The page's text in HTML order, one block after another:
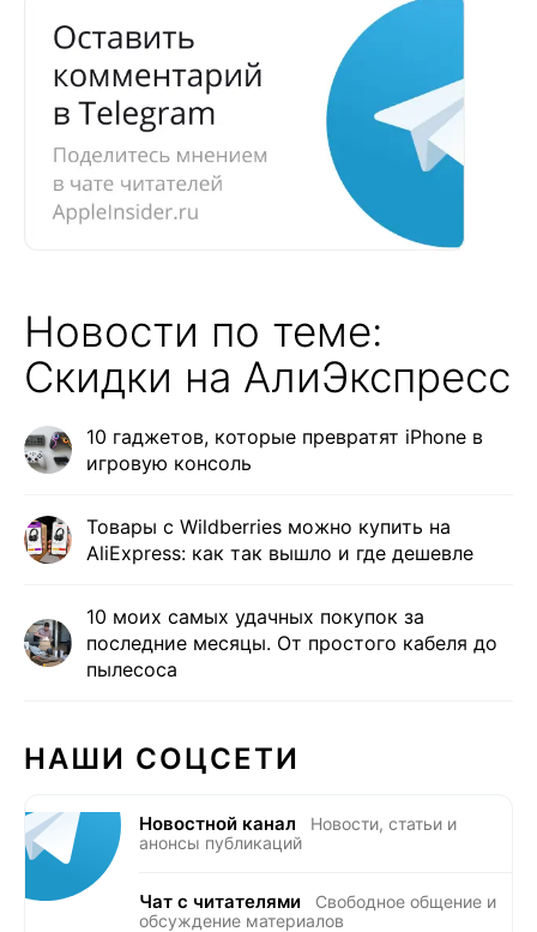
Новости по теме:
Скидки на АлиЭкспресс
10 гаджетов, которые превратят iPhone в
игровую консоль
Товары с Wildberries можно купить на
AliExpress: как так вышло и где дешевле
10 моих самых удачных покупок за
последние месяцы. От простого кабеля до
пылесоса
НАШИ СОЦСЕТИ
Новостной канал
Новости, статьи и
анонсы публикаций
Чат с читателями
Свободное общение и
обсуждение материалов